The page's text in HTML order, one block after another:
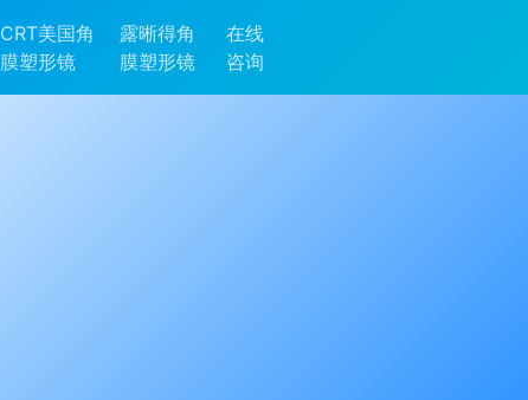
CRT美国角
膜塑形镜
露晰得角
膜塑形镜
在线
咨询